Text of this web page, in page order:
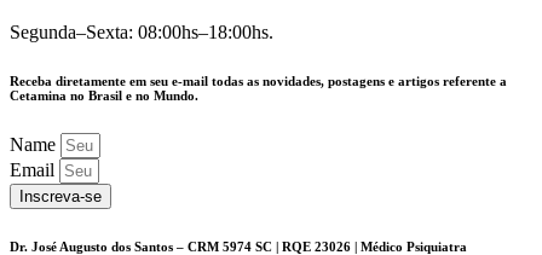
Segunda–Sexta: 08:00hs–18:00hs.
Receba diretamente em seu e-mail todas as novidades, postagens e artigos referente a
Cetamina no Brasil e no Mundo.
Name
Email
Inscreva-se
Dr. José Augusto dos Santos – CRM 5974 SC | RQE 23026 | Médico Psiquiatra